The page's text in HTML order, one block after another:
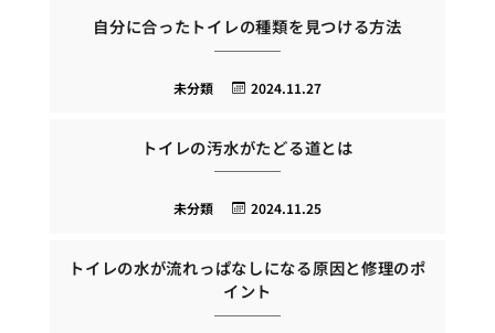
自分に合ったトイレの種類を見つける方法
2024.11.27
未分類
トイレの汚水がたどる道とは
2024.11.25
未分類
トイレの水が流れっぱなしになる原因と修理のポ
イント